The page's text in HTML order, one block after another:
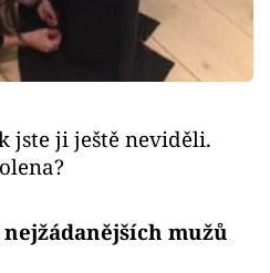
jste ji ještě neviděli.
mužů